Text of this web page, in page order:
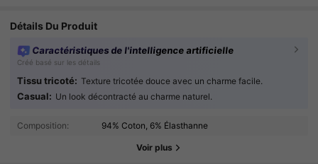
Détails Du Produit
Caractéristiques de l'intelligence artificielle
Créé basé sur les détails
Tissu tricoté: Texture tricotée douce avec un charme facile.
Casual: Un look décontracté au charme naturel.
Composition: 94% Coton, 6% Élasthanne
Voir plus
4.88 3M Suiveurs